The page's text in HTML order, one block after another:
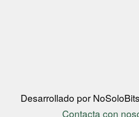
Desarrollado por
Contacta con